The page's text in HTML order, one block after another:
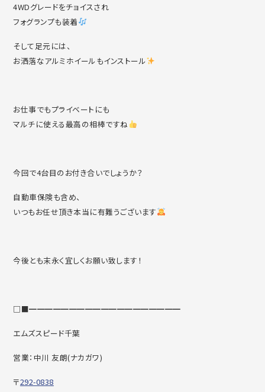
4WDグレードをチョイスされ
フォグランプも装着
そして足元には、
お洒落なアルミホイールもインストール
お仕事でもプライベートにも
マルチに使える最高の相棒ですね
今回で4台目のお付き合いでしょうか？
自動車保険も含め、
いつもお任せ頂き本当に有難うございます
今後とも末永く宜しくお願い致します！
□■━━━━━━━━━━━━━━━━━━━
エムズスピード千葉
営業：中川 友朗(ナカガワ)
〒292-0838